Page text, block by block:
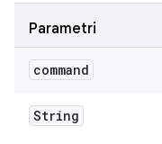
Parametri
command
String